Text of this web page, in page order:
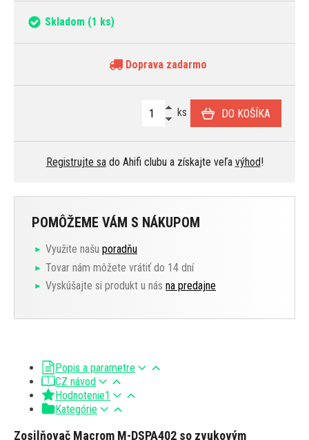
Skladom (1 ks)
Doprava zadarmo
ks DO KOŠÍKA
Registrujte sado Ahifi clubu a získajte veľa výhod!
POMÔŽEME VÁM S NÁKUPOM
Využite našu poradňu
Tovar nám môžete vrátiť do 14 dní
Vyskúšajte si produkt u nás na predajne
Popis a parametre
CZ návod
Hodnotenie1
Kategórie
Zosilňovač Macrom M-DSPA402 so zvukovým